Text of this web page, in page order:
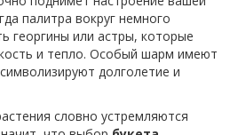
палитра вокруг немного
георгины или астры, которые
и тепло. Особый шарм имеют
долголетие и
словно устремляются